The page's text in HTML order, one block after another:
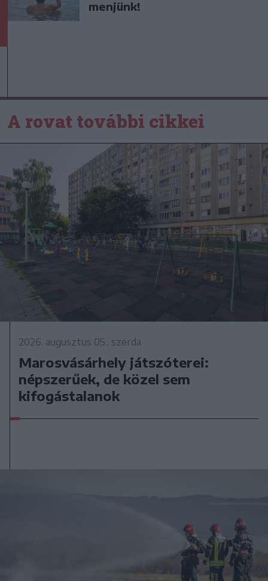
menjünk!
A rovat további cikkei
2026. augusztus 05., szerda
Marosvásárhely játszóterei:
népszerűek, de közel sem
kifogástalanok